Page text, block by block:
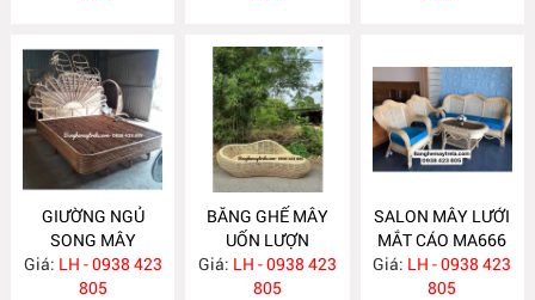
GIƯỜNG NGỦ
SONG MÂY
MA670
Giá: LH - 0938 423
805
BĂNG GHẾ MÂY
UỐN LƯỢN
MA667
Giá: LH - 0938 423
805
SALON MÂY LƯỚI
MẮT CÁO MA666
Giá: LH - 0938 423
805